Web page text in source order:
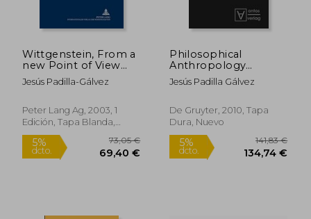
Wittgenstein, From a
new Point of View
(Wittgenstein
Studien) (en Inglés)
Jesús Padilla-Gálvez
Peter Lang Ag, 2003, 1
Edición, Tapa Blanda,
Nuevo
Philosophical
Anthropology
(Aporia) (en Inglés)
Jesús Padilla Gálvez
De Gruyter, 2010, Tapa
Dura, Nuevo